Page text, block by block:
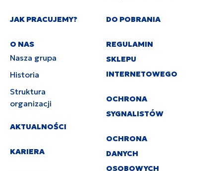
JAK PRACUJEMY?
O NAS
Nasza grupa
Historia
Struktura
organizacji
AKTUALNOŚCI
KARIERA
DO POBRANIA
REGULAMIN
SKLEPU
INTERNETOWEGO
OCHRONA
SYGNALISTÓW
OCHRONA
DANYCH
OSOBOWYCH